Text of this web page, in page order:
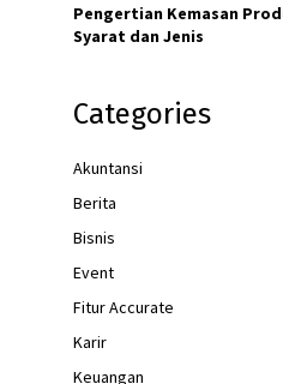
Pengertian Kemasan
Syarat dan Jenis
Categories
Akuntansi
Berita
Bisnis
Event
Fitur Accurate
Karir
Keuangan